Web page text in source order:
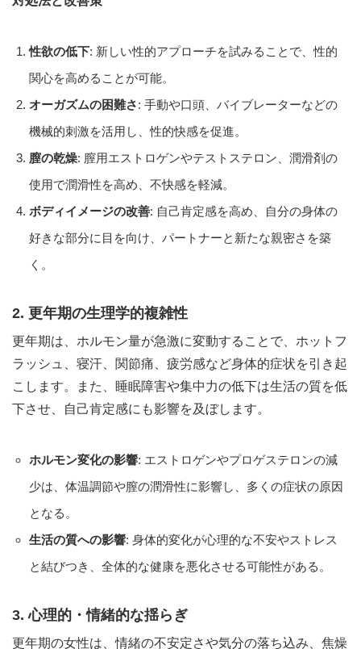
性欲の低下: 新しい性的アプローチを試みることで、性的
関心を高めることが可能。
オーガズムの困難さ: 手動や口頭、バイブレーターなどの
機械的刺激を活用し、性的快感を促進。
膣の乾燥: 膣用エストロゲンやテストステロン、潤滑剤の
使用で潤滑性を高め、不快感を軽減。
ボディイメージの改善: 自己肯定感を高め、自分の身体の
好きな部分に目を向け、パートナーと新たな親密さを築
く。
2. 更年期の生理学的複雑性
更年期は、ホルモン量が急激に変動することで、ホットフ
ラッシュ、寝汗、関節痛、疲労感など身体的症状を引き起
こします。また、睡眠障害や集中力の低下は生活の質を低
下させ、自己肯定感にも影響を及ぼします。
ホルモン変化の影響: エストロゲンやプロゲステロンの減
少は、体温調節や膣の潤滑性に影響し、多くの症状の原因
となる。
生活の質への影響: 身体的変化が心理的な不安やストレス
と結びつき、全体的な健康を悪化させる可能性がある。
3. 心理的・情緒的な揺らぎ
更年期の女性は、情緒の不安定さや気分の落ち込み、焦燥